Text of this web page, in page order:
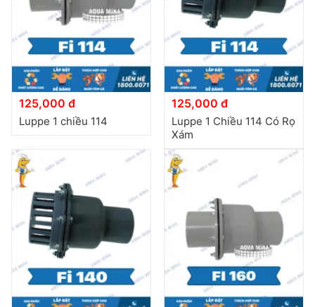
Quy
định
Blog
chia
sẻ
hệ
125,000 đ
Luppe 1 chiều 114
125,000 đ
Luppe 1 Chiều 114 Có Rọ
Xám